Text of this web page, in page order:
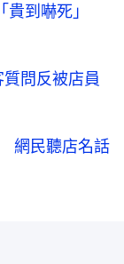
貴到嚇死」
問反被店員
網民聽店名話